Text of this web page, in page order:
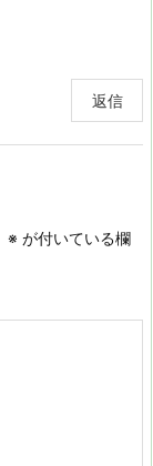
返信
※ が付いている欄